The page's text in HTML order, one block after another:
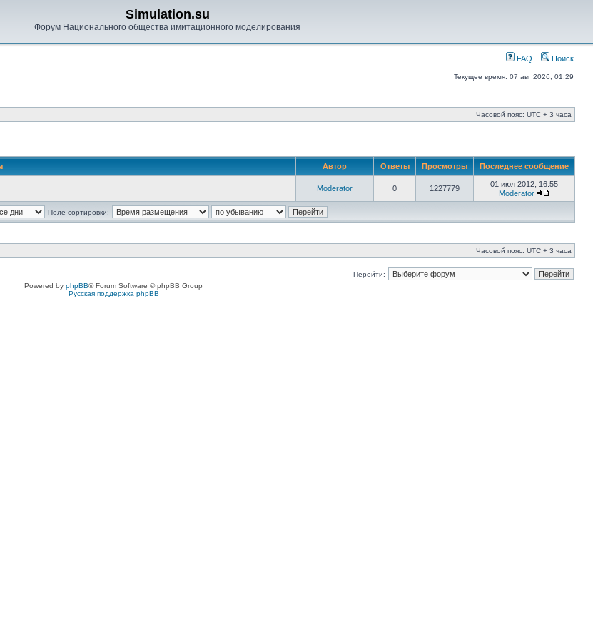
Simulation.su
Форум Национального общества имитационного моделирования
FAQ Поиск
Текущее время: 07 авг 2026, 01:29
Часовой пояс: UTC + 3 часа
Автор Ответы Просмотры Последнее сообщение
Moderator 0 1227779
01 июл 2012, 16:55
Moderator
Поле сортировки:
Часовой пояс: UTC + 3 часа
Перейти:
Powered by phpBB® Forum Software © phpBB Group
Русская поддержка phpBB